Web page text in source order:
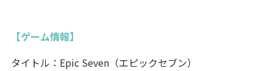
【ゲーム情報】
タイトル：Epic Seven（エピックセブン）